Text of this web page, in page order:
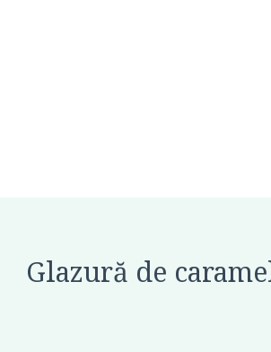
Glazură de